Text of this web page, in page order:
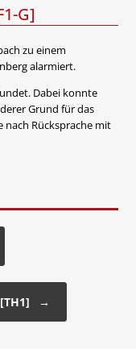
G]
zu einem
alarmiert.
Dabei konnte
Grund für das
nach Rücksprache mit
→